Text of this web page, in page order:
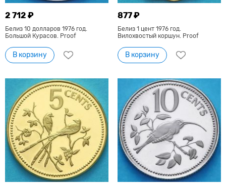
2 712 ₽
Белиз 10 долларов 1976 год.
Большой Курасов. Proof
В корзину
877 ₽
Белиз 1 цент 1976 год.
Вилохвостый коршун. Proof
В корзину